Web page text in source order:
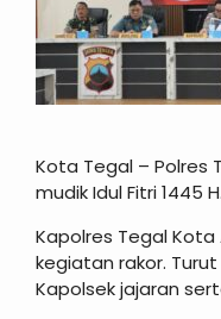
Kota Tegal – Polres
mudik Idul Fitri 1445
Kapolres Tegal Kota
kegiatan rakor.
Kapolsek jajaran